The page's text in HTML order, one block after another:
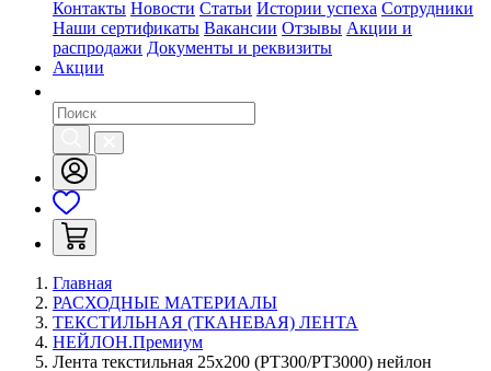
Контакты Новости Статьи Истории успеха Сотрудники
Наши сертификаты Вакансии Отзывы Акции и
распродажи Документы и реквизиты
Акции
Главная
РАСХОДНЫЕ МАТЕРИАЛЫ
ТЕКСТИЛЬНАЯ (ТКАНЕВАЯ) ЛЕНТА
НЕЙЛОН.Премиум
Лента текстильная 25х200 (PT300/РТ3000) нейлон